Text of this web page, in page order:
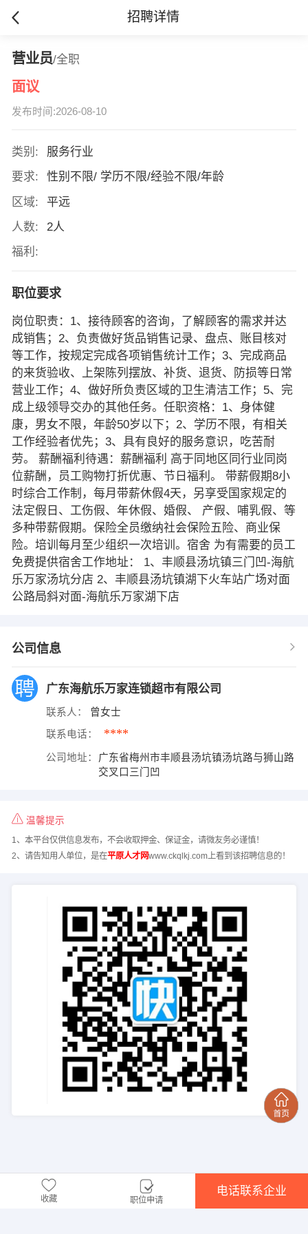
招聘详情
营业员/全职
面议
发布时间:2026-08-10
类别:
服务行业
要求:
性别不限/ 学历不限/经验不限/年龄
区域:
平远
人数:
2人
福利:
职位要求
岗位职责：1、接待顾客的咨询，了解顾客的需求并达
成销售；2、负责做好货品销售记录、盘点、账目核对
等工作，按规定完成各项销售统计工作；3、完成商品
的来货验收、上架陈列摆放、补货、退货、防损等日常
营业工作；4、做好所负责区域的卫生清洁工作；5、完
成上级领导交办的其他任务。任职资格：1、身体健
康，男女不限，年龄50岁以下；2、学历不限，有相关
工作经验者优先；3、具有良好的服务意识，吃苦耐
劳。 薪酬福利待遇：薪酬福利 高于同地区同行业同岗
位薪酬，员工购物打折优惠、节日福利。 带薪假期8小
时综合工作制，每月带薪休假4天，另享受国家规定的
法定假日、工伤假、年休假、婚假、 产假、哺乳假、等
多种带薪假期。保险全员缴纳社会保险五险、商业保
险。培训每月至少组织一次培训。宿舍 为有需要的员工
免费提供宿舍工作地址： 1、丰顺县汤坑镇三门凹-海航
乐万家汤坑分店 2、丰顺县汤坑镇湖下火车站广场对面
公路局斜对面-海航乐万家湖下店
公司信息
广东海航乐万家连锁超市有限公司
联系人： 曾女士
联系电话： ****
公司地址：
广东省梅州市丰顺县汤坑镇汤坑路与狮山路
交叉口三门凹
温馨提示
1、本平台仅供信息发布，不会收取押金、保证金，请微友务必谨慎！
2、请告知用人单位，是在平原人才网www.ckqlkj.com上看到该招聘信息的！
收藏 职位申请
电话联系企业